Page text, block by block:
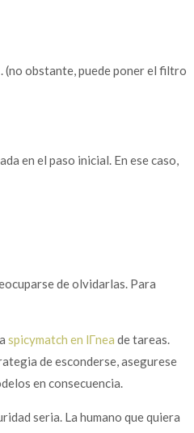
(no obstante, puede poner el filtro
en el paso inicial. En ese caso,
de olvidarlas. Para
spicymatch en lГ­nea de tareas.
de esconderse, asegurese
en consecuencia.
seria. La humano que quiera